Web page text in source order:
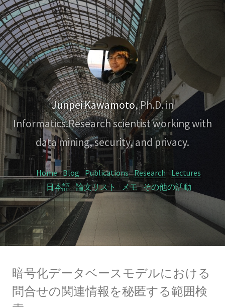
Junpei Kawamoto, Ph.D. in
Informatics.Research scientist working with
data mining, security, and privacy.
Home Blog Publications Research
Lectures
日本語 論文リスト メモ その他の活動
暗号化データベースモデルにおける
問合せの関連情報を秘匿する範囲検